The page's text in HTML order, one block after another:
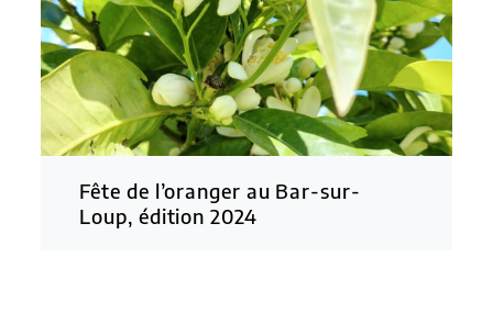
Fête de l’oranger au Bar-sur-
Loup, édition 2024